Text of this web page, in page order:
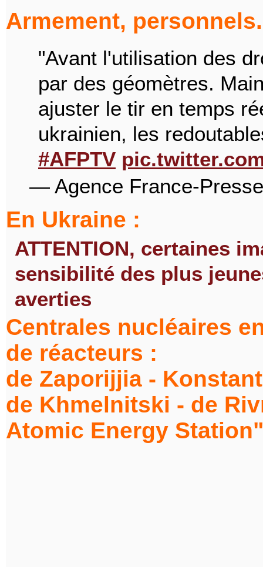
Armement,
"Avant l'utilisation des
par des géomètres.
ajuster le tir en temps
ukrainien, les
#AFPTV
— Agence France-
En Ukraine :
ATTENTION, certaines
sensibilité des plus
averties
Centrales nucléaires
de réacteurs :
de Zaporijjia -
de Khmelnitski - de
Atomic Energy